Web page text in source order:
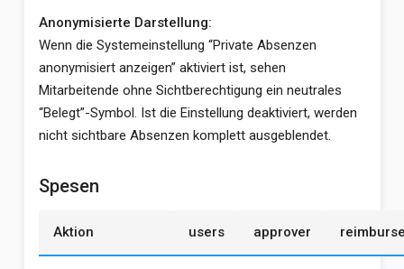
Anonymisierte Darstellung:
Wenn die Systemeinstellung “Private Absenzen
anonymisiert anzeigen” aktiviert ist, sehen
Mitarbeitende ohne Sichtberechtigung ein neutrales
“Belegt”-Symbol. Ist die Einstellung deaktiviert, werden
nicht sichtbare Absenzen komplett ausgeblendet.
Spesen
Aktion users approver